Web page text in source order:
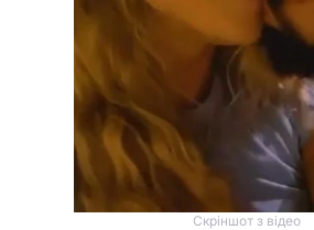
Скріншот з відео